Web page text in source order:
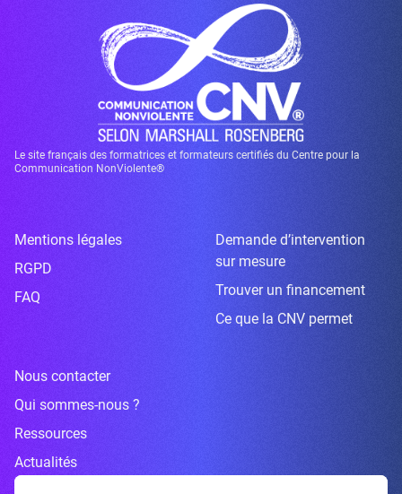
Le site français des formatrices et formateurs certifiés du Centre pour la
Communication NonViolente®
Mentions légales
RGPD
FAQ
Demande d’intervention
sur mesure
Trouver un financement
Ce que la CNV permet
Nous contacter
Qui sommes-nous ?
Ressources
Actualités